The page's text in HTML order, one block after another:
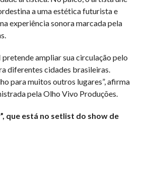
a uma estética futurista e
experiência sonora marcada pela
ampliar sua circulação pelo
diferentes cidades brasileiras.
para muitos outros lugares”, afirma
pela Olho Vivo Produções.
que está no setlist do show de